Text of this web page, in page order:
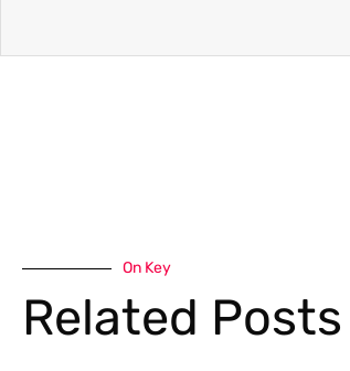
On Key
Related Posts